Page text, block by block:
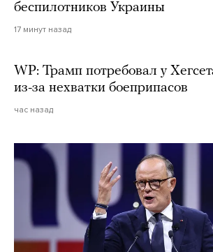
беспилотников Украины
17 минут назад
WP: Трамп потребовал у
из-за нехватки боеприпасов
час назад